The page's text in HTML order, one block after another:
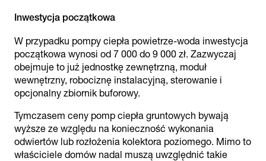
Inwestycja początkowa
W przypadku pompy ciepła powietrze-woda inwestycja
początkowa wynosi od 7 000 do 9 000 zł. Zazwyczaj
obejmuje to już jednostkę zewnętrzną, moduł
wewnętrzny, robociznę instalacyjną, sterowanie i
opcjonalny zbiornik buforowy.
Tymczasem ceny pomp ciepła gruntowych bywają
wyższe ze względu na konieczność wykonania
odwiertów lub rozłożenia kolektora poziomego. Mimo to
właściciele domów nadal muszą uwzględnić takie